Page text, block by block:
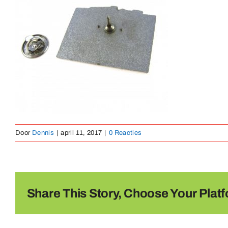
Door Dennis april 11, 2017 0 Reacties
Share This Story, Choose Your